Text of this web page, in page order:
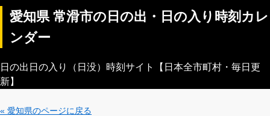
愛知県 常滑市の日の出・日の入り時刻カレ
ンダー
日の出日の入り（日没）時刻サイト【日本全市町村・毎日更
新】
« 愛知県のページに戻る